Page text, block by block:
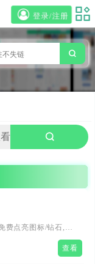
登录/注册
费点亮图标/钻石,免
亮器,qq下载官方
查看